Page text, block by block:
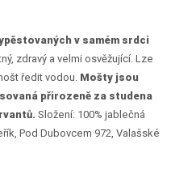
v samém srdci
zdravý a velmi osvěžující. Lze
ředit vodou. Mošty jsou
přirozeně za studena
Složení: 100% jablečná
Pod Dubovcem 972, Valašské